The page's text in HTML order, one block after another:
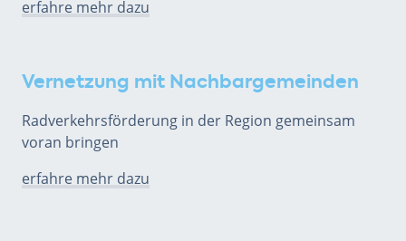
erfahre mehr dazu
Vernetzung mit Nachbargemeinden
Radverkehrsförderung in der Region gemeinsam
voran bringen
erfahre mehr dazu